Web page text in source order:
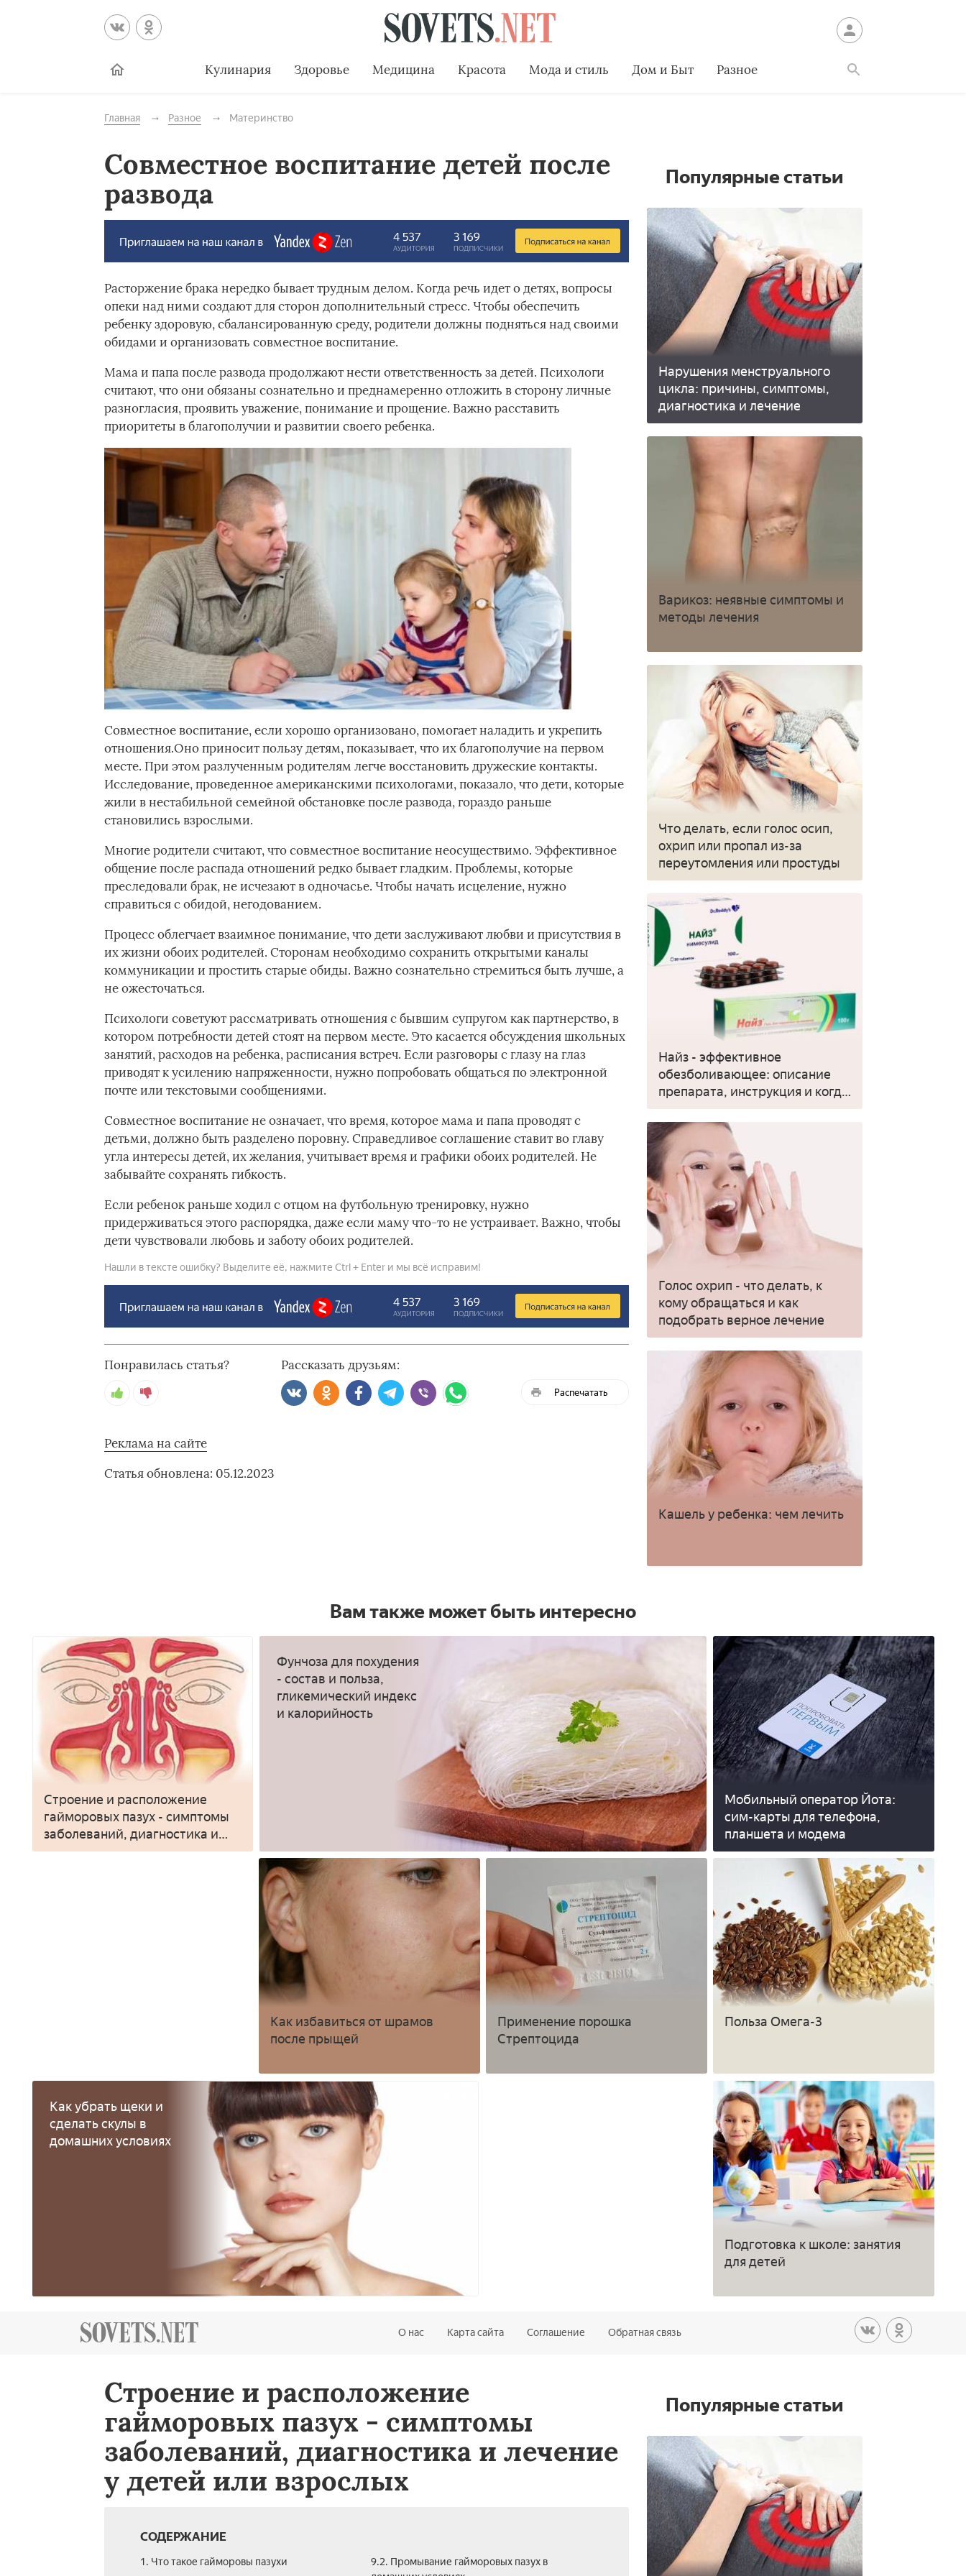
Кулинария Здоровье Медицина Красота Мода и стиль Дом и Быт Разное
Главная Разное Материнство
Совместное воспитание детей после
развода
Расторжение брака нередко бывает трудным делом. Когда речь идет о детях, вопросы
опеки над ними создают для сторон дополнительный стресс. Чтобы обеспечить
ребенку здоровую, сбалансированную среду, родители должны подняться над своими
обидами и организовать совместное воспитание.
Мама и папа после развода продолжают нести ответственность за детей. Психологи
считают, что они обязаны сознательно и преднамеренно отложить в сторону личные
разногласия, проявить уважение, понимание и прощение. Важно расставить
приоритеты в благополучии и развитии своего ребенка.
Совместное воспитание, если хорошо организовано, помогает наладить и укрепить
отношения.Оно приносит пользу детям, показывает, что их благополучие на первом
месте. При этом разлученным родителям легче восстановить дружеские контакты.
Исследование, проведенное американскими психологами, показало, что дети, которые
жили в нестабильной семейной обстановке после развода, гораздо раньше
становились взрослыми.
Многие родители считают, что совместное воспитание неосуществимо. Эффективное
общение после распада отношений редко бывает гладким. Проблемы, которые
преследовали брак, не исчезают в одночасье. Чтобы начать исцеление, нужно
справиться с обидой, негодованием.
Процесс облегчает взаимное понимание, что дети заслуживают любви и присутствия в
их жизни обоих родителей. Сторонам необходимо сохранить открытыми каналы
коммуникации и простить старые обиды. Важно сознательно стремиться быть лучше, а
не ожесточаться.
Психологи советуют рассматривать отношения с бывшим супругом как партнерство, в
котором потребности детей стоят на первом месте. Это касается обсуждения школьных
занятий, расходов на ребенка, расписания встреч. Если разговоры с глазу на глаз
приводят к усилению напряженности, нужно попробовать общаться по электронной
почте или текстовыми сообщениями.
Совместное воспитание не означает, что время, которое мама и папа проводят с
детьми, должно быть разделено поровну. Справедливое соглашение ставит во главу
угла интересы детей, их желания, учитывает время и графики обоих родителей. Не
забывайте сохранять гибкость.
Если ребенок раньше ходил с отцом на футбольную тренировку, нужно
придерживаться этого распорядка, даже если маму что-то не устраивает. Важно, чтобы
дети чувствовали любовь и заботу обоих родителей.
Нашли в тексте ошибку? Выделите её, нажмите Ctrl + Enter и мы всё исправим!
Понравилась статья? Рассказать друзьям:
Распечатать
Реклама на сайте
Статья обновлена: 05.12.2023
Популярные статьи
Нарушения менструального
цикла: причины, симптомы,
диагностика и лечение
Варикоз: неявные симптомы и
методы лечения
Что делать, если голос осип,
охрип или пропал из-за
переутомления или простуды
Найз - эффективное
обезболивающее: описание
препарата, инструкция и когда
применять
Голос охрип - что делать, к
кому обращаться и как
подобрать верное лечение
Кашель у ребенка: чем лечить
Вам также может быть интересно
Строение и расположение
гайморовых пазух - симптомы
заболеваний, диагностика и
лечение у детей или взрослых
Фунчоза для похудения
- состав и польза,
гликемический индекс
и калорийность
Мобильный оператор Йота:
сим-карты для телефона,
планшета и модема
Как избавиться от шрамов
после прыщей
Применение порошка
Стрептоцида
Польза Омега-3
Как убрать щеки и
сделать скулы в
домашних условиях
Подготовка к школе: занятия
для детей
О нас Карта сайта Соглашение Обратная связь
Строение и расположение
гайморовых пазух - симптомы
заболеваний, диагностика и лечение
у детей или взрослых
СОДЕРЖАНИЕ
1. Что такое гайморовы пазухи
9.2. Промывание гайморовых пазух в
Популярные статьи